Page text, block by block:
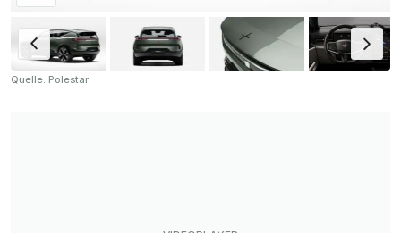
Quelle: Polestar